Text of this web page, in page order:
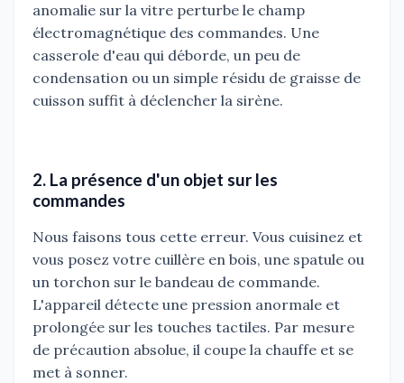
anomalie sur la vitre perturbe le champ
électromagnétique des commandes. Une
casserole d'eau qui déborde, un peu de
condensation ou un simple résidu de graisse de
cuisson suffit à déclencher la sirène.
2. La présence d'un objet sur les
commandes
Nous faisons tous cette erreur. Vous cuisinez et
vous posez votre cuillère en bois, une spatule ou
un torchon sur le bandeau de commande.
L'appareil détecte une pression anormale et
prolongée sur les touches tactiles. Par mesure
de précaution absolue, il coupe la chauffe et se
met à sonner.